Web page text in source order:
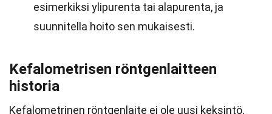
esimerkiksi ylipurenta tai alapurenta, ja
suunnitella hoito sen mukaisesti.
Kefalometrisen röntgenlaitteen
historia
Kefalometrinen röntgenlaite ei ole uusi keksintö,